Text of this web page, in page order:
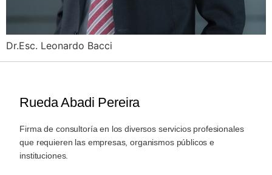
Dr.Esc. Leonardo Bacci
Rueda Abadi Pereira
Firma de consultoría en los diversos servicios profesionales
que requieren las empresas, organismos públicos e
instituciones.